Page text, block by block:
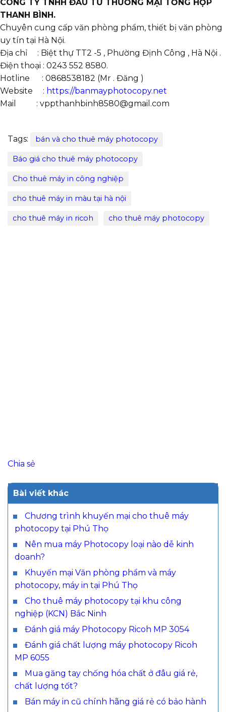
CÔNG TY TNHH ĐẦU TƯ THƯƠNG MẠI TỔNG HỢP
THANH BÌNH.
Chuyên cung cấp văn phòng phẩm, thiết bị văn phòng
uy tín tại Hà Nội.
Địa chỉ : Biệt thự TT2 -5 , Phường Định Công , Hà Nội .
Điện thoại : 0243 552 8580.
Hotline : 0868538182 (Mr . Đăng )
Website : https://banmayphotocopy.net
Mail : vppthanhbinh8580@gmail.com
Tags: bán và cho thuê máy photocopy
Báo giá cho thuê máy photocopy
Cho thuê máy in công nghiệp
cho thuê máy in màu tại hà nội
cho thuê máy in ricoh cho thuê máy photocopy
Chia sẻ
Bài viết khác
Chương trình khuyến mại cho thuê máy
photocopy tại Phú Thọ
Nên mua máy Photocopy loại nào dễ kinh
doanh?
Khuyến mại Văn phòng phẩm và máy
photocopy, máy in tại Phú Thọ
Cho thuê máy photocopy tại khu công
nghiệp (KCN) Bắc Ninh
Đánh giá máy Photocopy Ricoh MP 3054
Đánh giá chất lượng máy photocopy Ricoh
MP 6055
Mua găng tay chống hóa chất ở đâu giá rẻ,
chất lượng tốt?
Bán máy in cũ chính hãng giá rẻ có bảo hành